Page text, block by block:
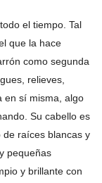
el tiempo. Tal
que la hace
como segunda
relieves,
en sí misma, algo
Su cabello es
de raíces blancas y
pequeñas
y brillante con